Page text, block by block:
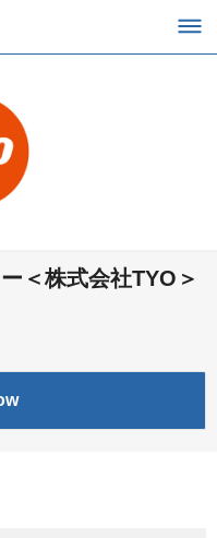
＜株式会社TYO＞